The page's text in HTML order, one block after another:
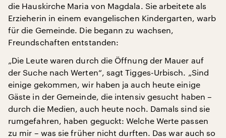
die Hauskirche Maria von Magdala. Sie arbeitete als
Erzieherin in einem evangelischen Kindergarten, warb
für die Gemeinde. Die begann zu wachsen,
Freundschaften entstanden:
„Die Leute waren durch die Öffnung der Mauer auf
der Suche nach Werten“, sagt Tigges-Urbisch. „Sind
einige gekommen, wir haben ja auch heute einige
Gäste in der Gemeinde, die intensiv gesucht haben –
durch die Medien, auch heute noch. Damals sind sie
rumgefahren, haben geguckt: Welche Werte passen
zu mir – was sie früher nicht durften. Das war auch so